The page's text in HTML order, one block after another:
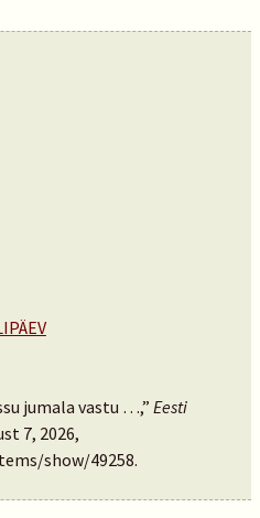
jumala vastu …,” Eesti
7, 2026,
show/49258.